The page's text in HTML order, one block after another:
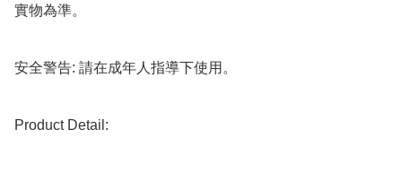
實物為準。
安全警告: 請在成年人指導下使用。
Product Detail: